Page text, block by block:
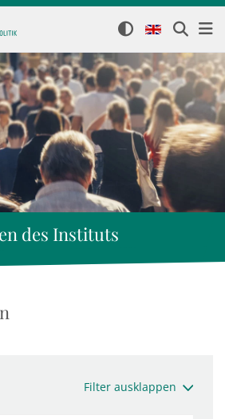
des Instituts
Filter ausklappen